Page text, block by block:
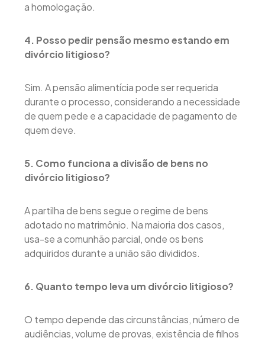
a homologação.
4. Posso pedir pensão mesmo estando em
divórcio litigioso?
Sim. A pensão alimentícia pode ser requerida
durante o processo, considerando a necessidade
de quem pede e a capacidade de pagamento de
quem deve.
5. Como funciona a divisão de bens no
divórcio litigioso?
A partilha de bens segue o regime de bens
adotado no matrimônio. Na maioria dos casos,
usa-se a comunhão parcial, onde os bens
adquiridos durante a união são divididos.
6. Quanto tempo leva um divórcio litigioso?
O tempo depende das circunstâncias, número de
audiências, volume de provas, existência de filhos